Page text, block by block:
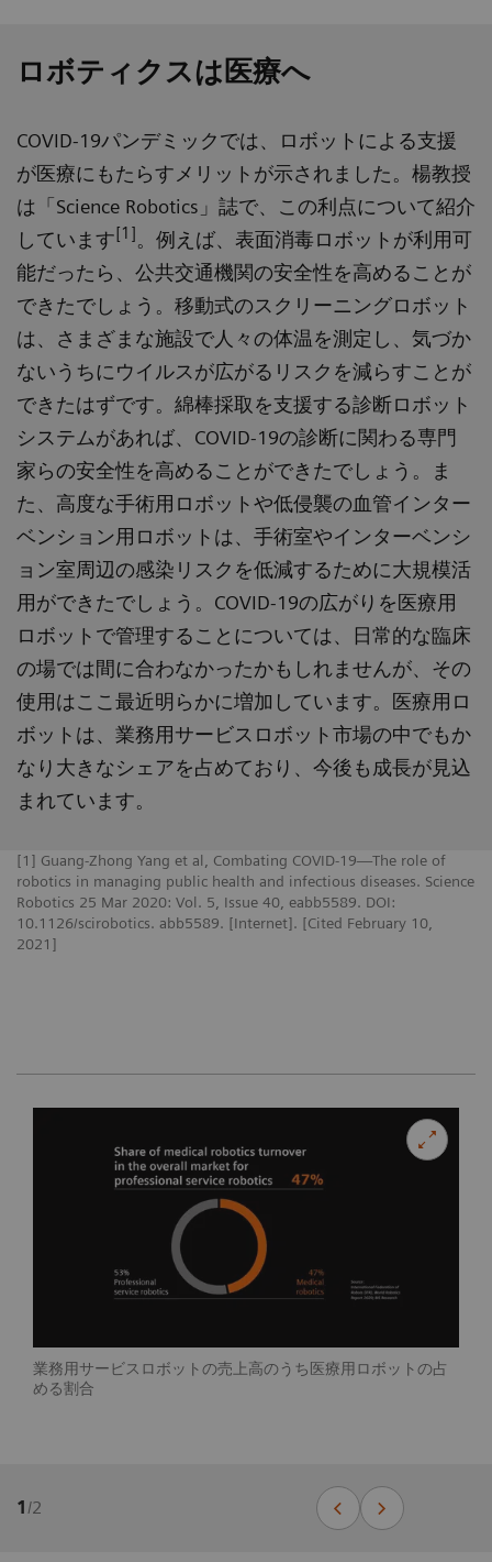
ロボティクスは医療へ
COVID-19パンデミックでは、ロボットによる支援
が医療にもたらすメリットが示されました。楊教授
は「Science Robotics」誌で、この利点について紹介
しています[1]。例えば、表面消毒ロボットが利用可
能だったら、公共交通機関の安全性を高めることが
できたでしょう。移動式のスクリーニングロボット
は、さまざまな施設で人々の体温を測定し、気づか
ないうちにウイルスが広がるリスクを減らすことが
できたはずです。綿棒採取を支援する診断ロボット
システムがあれば、COVID-19の診断に関わる専門
家らの安全性を高めることができたでしょう。ま
た、高度な手術用ロボットや低侵襲の血管インター
ベンション用ロボットは、手術室やインターベンシ
ョン室周辺の感染リスクを低減するために大規模活
用ができたでしょう。COVID-19の広がりを医療用
ロボットで管理することについては、日常的な臨床
の場では間に合わなかったかもしれませんが、その
使用はここ最近明らかに増加しています。医療用ロ
ボットは、業務用サービスロボット市場の中でもか
なり大きなシェアを占めており、今後も成長が見込
まれています。
[1] Guang-Zhong Yang et al, Combating COVID-19—The role of
robotics in managing public health and infectious diseases. Science
Robotics 25 Mar 2020: Vol. 5, Issue 40, eabb5589. DOI:
10.1126/scirobotics. abb5589. [Internet]. [Cited February 10,
2021]
業務用サービスロボットの売上高のうち医療用ロボットの占
める割合
1/2